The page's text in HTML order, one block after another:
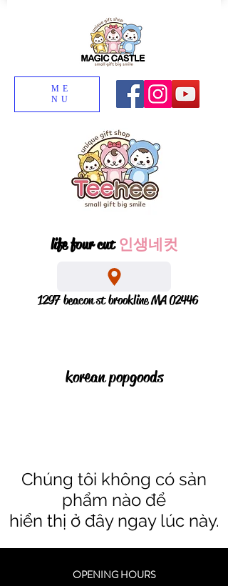
ME
NU
life four cut인생네컷
1297 beacon st brookline MA 02446
korean pop goods
Chúng tôi không có sản
phẩm nào để
hiển thị ở đây ngay lúc này.
OPENING HOURS